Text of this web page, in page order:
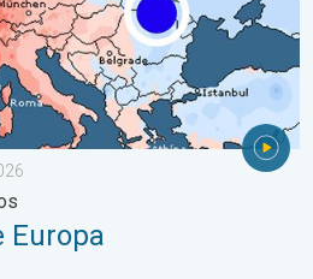
Europa